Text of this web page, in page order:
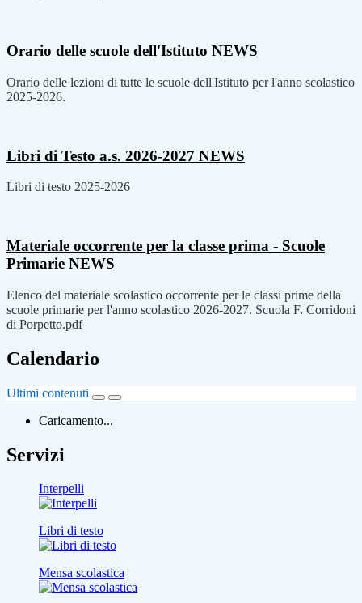
Orario delle scuole dell'Istituto NEWS
Orario delle lezioni di tutte le scuole dell'Istituto per l'anno scolastico
2025-2026.
Libri di Testo a.s. 2026-2027 NEWS
Libri di testo 2025-2026
Materiale occorrente per la classe prima - Scuole
Primarie NEWS
Elenco del materiale scolastico occorrente per le classi prime della
scuole primarie per l'anno scolastico 2026-2027. Scuola F. Corridoni
di Porpetto.pdf
Calendario
Ultimi contenuti
Caricamento...
Servizi
Interpelli
Libri di testo
Mensa scolastica